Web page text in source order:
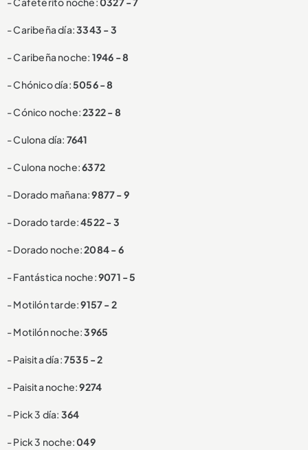
- Caribeña día:3343 - 3
- Caribeña noche: 1946 - 8
- Chónico día:5056 - 8
- Cónico noche:2322 - 8
- Culona día: 7641
- Culona noche:6372
- Dorado mañana:9877 - 9
- Dorado tarde:4522 - 3
- Dorado noche:2084 - 6
- Fantástica noche:9071 - 5
- Motilón tarde:9157 - 2
- Motilón noche:3965
- Paisita día:7535 - 2
- Paisita noche:9274
- Pick 3 día: 364
- Pick 3 noche:049